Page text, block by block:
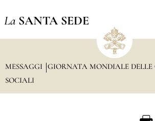
La SANTA SEDE
MESSAGGI
GIORNATA MONDIALE
SOCIALI